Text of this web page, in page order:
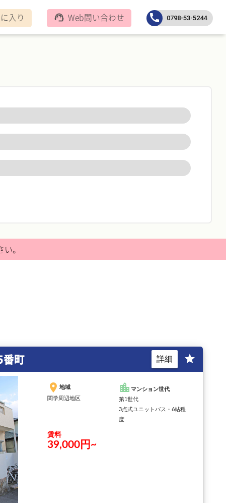
入り support_agent Web問い合わせ call 0798-53-5244
。
番町 star
詳細
place 地域
関学周辺地区
location_cityマンション世代
第1世代
3点式ユニットバス・6帖程
度
賃料
39,000円~